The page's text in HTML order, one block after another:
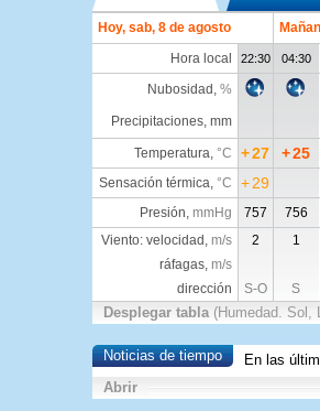
Hoy, sab, 8 de agosto
Hora local
22:30 04:30
Nubosidad , %
Precipitaciones, mm
Temperatura, °C +27 +25
Sensación térmica, °C +29
Presión, mmHg 757 756
Viento: velocidad, m/s 2 1
ráfagas, m/s
dirección
S-O S
Desplegar tabla (Humedad. Sol,
Noticias de tiempo En las
Abrir